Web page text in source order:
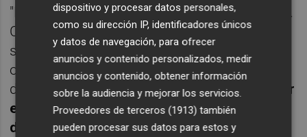
"Desde ahí el grupo ha respondido muy bien.
Cada uno dijo lo que creía. Más allá de la
situación incómoda para todos, nos unía al
objetivo de ganar el Mundial y querer seguir
dando alegrías a nuestra gente.Eso está por
encima de todo aunque fue una situación
difícil",confesó.
dispositivo y procesar datos personales,
como su dirección IP, identificadores únicos
y datos de navegación, para ofrecer
anuncios y contenido personalizados, medir
anuncios y contenido, obtener información
sobre la audiencia y mejorar los servicios.
Proveedores de terceros (1913) también
pueden procesar sus datos para estos y